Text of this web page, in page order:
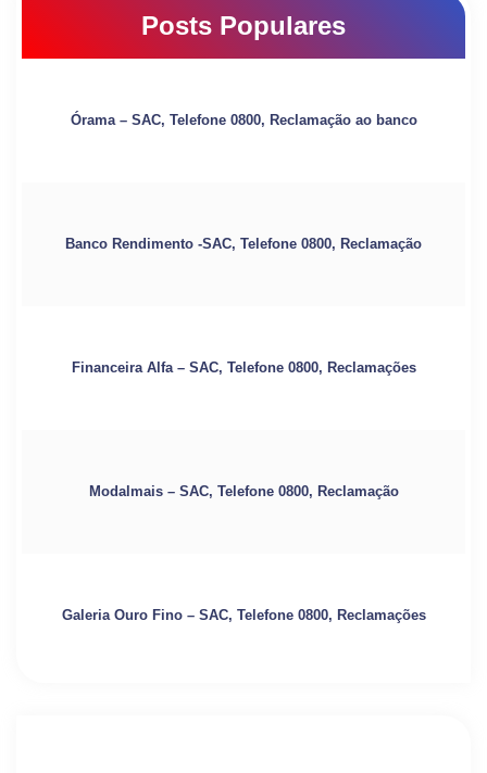
Posts Populares
Órama – SAC, Telefone 0800, Reclamação ao banco
Banco Rendimento -SAC, Telefone 0800, Reclamação
Financeira Alfa – SAC, Telefone 0800, Reclamações
Modalmais – SAC, Telefone 0800, Reclamação
Galeria Ouro Fino – SAC, Telefone 0800, Reclamações